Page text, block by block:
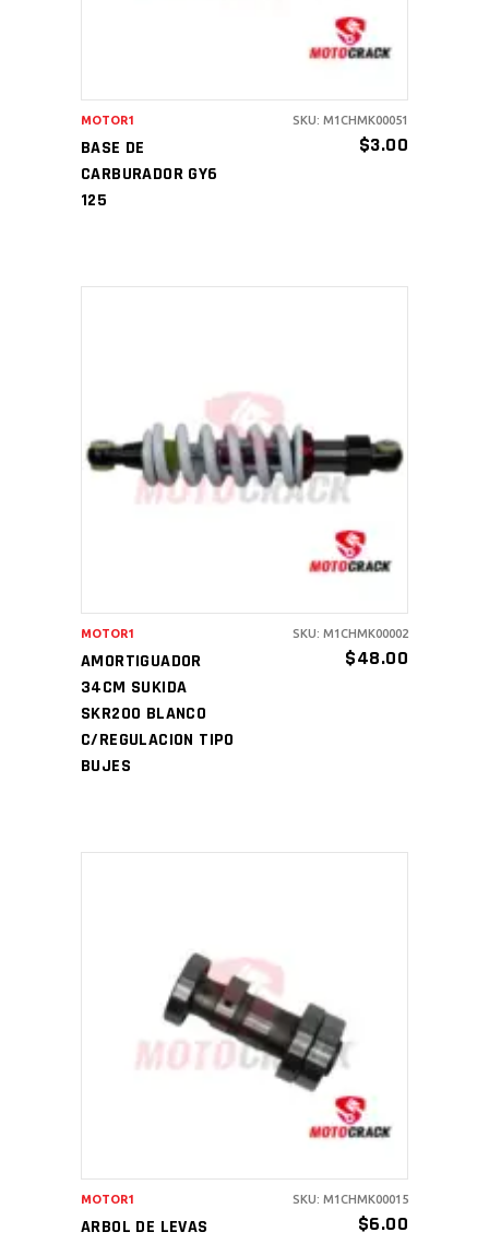
BASE DE
CARBURADOR GY6
125
$3.00
MOTOR1 SKU: M1CHMK00051
AÑADIR AL CARRITO
AMORTIGUADOR
34CM SUKIDA
SKR200 BLANCO
C/REGULACION TIPO
BUJES
$48.00
MOTOR1 SKU: M1CHMK00002
AÑADIR AL CARRITO
ARBOL DE LEVAS
$6.00
MOTOR1 SKU: M1CHMK00015